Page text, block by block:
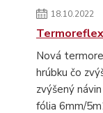
18.10.2022
Nová
hrúbku čo
zvýšený
fólia 6mm/